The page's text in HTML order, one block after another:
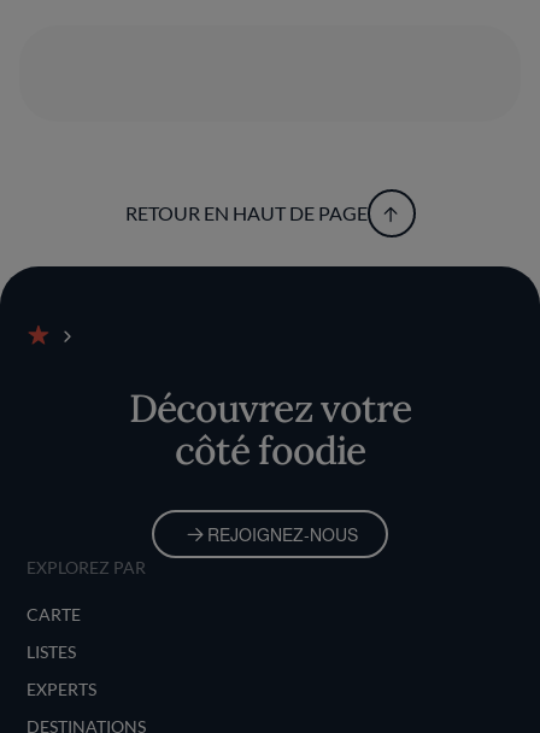
RETOUR EN HAUT DE PAGE
Découvrez votre
côté foodie
REJOIGNEZ-NOUS
EXPLOREZ PAR
CARTE
LISTES
EXPERTS
DESTINATIONS